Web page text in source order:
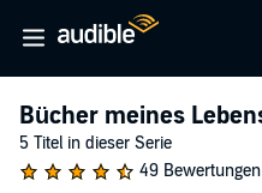
Bücher meines
5 Titel in dieser Serie
49 Bewertungen